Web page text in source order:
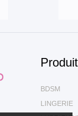
BDSM
LINGERIE